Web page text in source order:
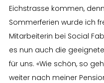
Eichstrasse kommen,
Sommerferien wurde ich
Mitarbeiterin bei Social
es nun auch die
für uns. «Wie schön, so
weiter nach meiner